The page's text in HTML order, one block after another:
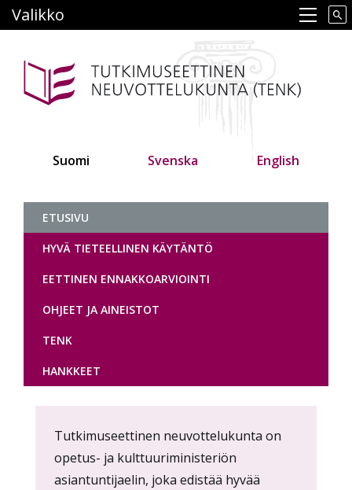
pääsisältöön
Main navigation
Valikko
Suomi Svenska English
Tutkimuseettinen
ETUSIVU
HYVÄ TIETEELLINEN KÄYTÄNTÖ
EETTINEN ENNAKKOARVIOINTI
OHJEET JA AINEISTOT
TENK
HANKKEET
Content
markup
Tutkimuseettinen neuvottelukunta on
opetus- ja kulttuuriministeriön
asiantuntijaelin, joka edistää hyvää